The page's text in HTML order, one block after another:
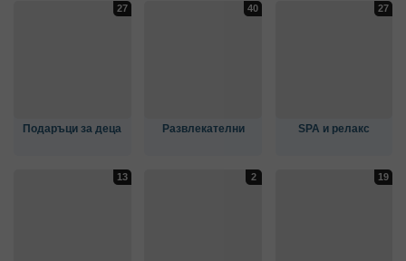
Подаръци за деца Развлекателни SPA и релакс